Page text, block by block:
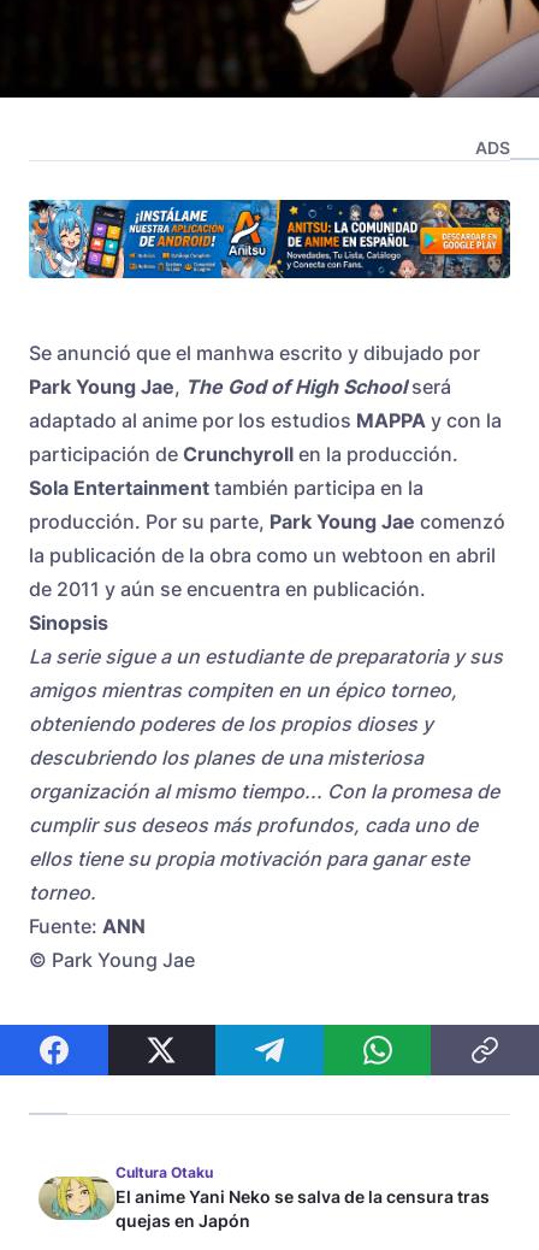
ADS
Se anunció que el manhwa escrito y dibujado por
Park Young Jae, The God of High Schoolserá
adaptado al anime por los estudios MAPPA y con la
participación de Crunchyroll en la producción.
Sola Entertainment también participa en la
producción. Por su parte, Park Young Jae comenzó
la publicación de la obra como un webtoon en abril
de 2011 y aún se encuentra en publicación.
Sinopsis
La serie sigue a un estudiante de preparatoria y sus
amigos mientras compiten en un épico torneo,
obteniendo poderes de los propios dioses y
descubriendo los planes de una misteriosa
organización al mismo tiempo... Con la promesa de
cumplir sus deseos más profundos, cada uno de
ellos tiene su propia motivación para ganar este
torneo.
Fuente: ANN
© Park Young Jae
Cultura Otaku
El anime Yani Neko se salva de la censura tras
quejas en Japón